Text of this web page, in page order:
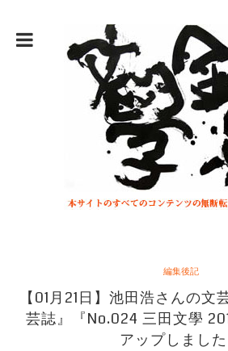
編集後記
【01月21日】池田浩さんの文
芸誌』『No.024 三田文學
アップしました